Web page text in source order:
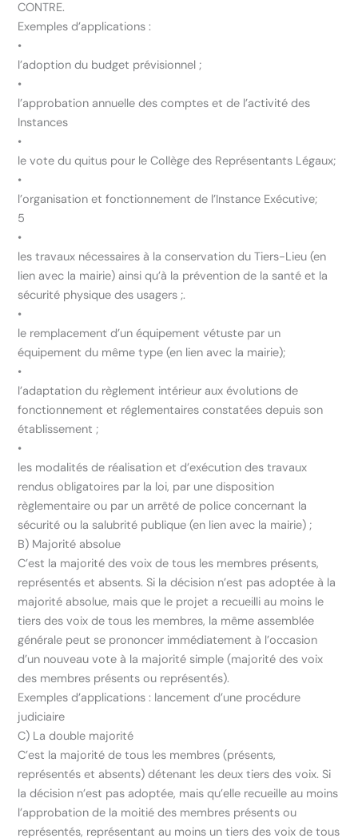
CONTRE.
Exemples d’applications :
•
l’adoption du budget prévisionnel ;
•
l’approbation annuelle des comptes et de l’activité des
Instances
•
le vote du quitus pour le Collège des Représentants Légaux;
•
l’organisation et fonctionnement de l’Instance Exécutive;
5
•
les travaux nécessaires à la conservation du Tiers-Lieu (en
lien avec la mairie) ainsi qu’à la prévention de la santé et la
sécurité physique des usagers ;.
•
le remplacement d’un équipement vétuste par un
équipement du même type (en lien avec la mairie);
•
l’adaptation du règlement intérieur aux évolutions de
fonctionnement et réglementaires constatées depuis son
établissement ;
•
les modalités de réalisation et d’exécution des travaux
rendus obligatoires par la loi, par une disposition
règlementaire ou par un arrêté de police concernant la
sécurité ou la salubrité publique (en lien avec la mairie) ;
B) Majorité absolue
C’est la majorité des voix de tous les membres présents,
représentés et absents. Si la décision n’est pas adoptée à la
majorité absolue, mais que le projet a recueilli au moins le
tiers des voix de tous les membres, la même assemblée
générale peut se prononcer immédiatement à l’occasion
d’un nouveau vote à la majorité simple (majorité des voix
des membres présents ou représentés).
Exemples d’applications : lancement d’une procédure
judiciaire
C) La double majorité
C’est la majorité de tous les membres (présents,
représentés et absents) détenant les deux tiers des voix. Si
la décision n’est pas adoptée, mais qu’elle recueille au moins
l’approbation de la moitié des membres présents ou
représentés, représentant au moins un tiers des voix de tous